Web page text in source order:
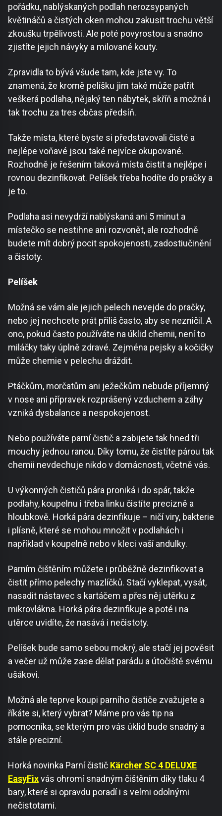
pořádku, nablýskaných podlah nerozsypaných
květináčů a čistých oken mohou zakusit trochu větší
zkoušku trpělivosti. Ale poté povyrostou a snadno
zjistíte jejich návyky a milované kouty.
Zpravidla to bývá všude tam, kde jste vy. To
znamená, že kromě pelíšku jim také může patřit
veškerá podlaha, nějaký ten nábytek, skříň a možná i
tak trochu za tres občas předsíň.
Takže místa, které byste si představovali čisté a
nejlépe voňavé jsou také nejvíce okupované.
Rozhodně je řešením taková místa čistit a nejlépe i
rovnou dezinfikovat. Pelíšek třeba hodíte do pračky a
je to.
Podlaha asi nevydrží nablýskaná ani 5 minut a
místečko se nestihne ani rozvonět, ale rozhodně
budete mít dobrý pocit spokojenosti, zadostiučinění
a čistoty.
Pelíšek
Možná se vám ale jejich pelech nevejde do pračky,
nebo jej nechcete prát příliš často, aby se nezničil. A
ono, pokud často používáte na úklid chemii, není to
miláčky taky úplně zdravé. Zejména pejsky a kočičky
může chemie v pelechu dráždit.
Ptáčkům, morčatům ani ježečkům nebude příjemný
v nose ani přípravek rozprášený vzduchem a záhy
vzniká dysbalance a nespokojenost.
Nebo používáte parní čistič a zabijete tak hned tři
mouchy jednou ranou. Díky tomu, že čistíte párou tak
chemii nevdechuje nikdo v domácnosti, včetně vás.
U výkonných čističů pára proniká i do spár, takže
podlahy, koupelnu i třeba linku čistíte precizně a
hloubkově. Horká pára dezinfikuje – ničí viry, bakterie
i plísně, které se mohou množit v podlahách i
například v koupelně nebo v kleci vaší andulky.
Parním čištěním můžete i průběžně dezinfikovat a
čistit přímo pelechy mazlíčků. Stačí vyklepat, vysát,
nasadit nástavec s kartáčem a přes něj utěrku z
mikrovlákna. Horká pára dezinfikuje a poté i na
utěrce uvidíte, že nasává i nečistoty.
Pelíšek bude samo sebou mokrý, ale stačí jej pověsit
a večer už může zase dělat parádu a útočiště svému
ušákovi.
Možná ale teprve koupi parního čističe zvažujete a
říkáte si, který vybrat? Máme pro vás tip na
pomocníka, se kterým pro vás úklid bude snadný a
stále precizní.
Horká novinka Parní čistič Kärcher SC 4 DELUXE
EasyFixvás ohromí snadným čištěním díky tlaku 4
bary, které si opravdu poradí i s velmi odolnými
nečistotami.